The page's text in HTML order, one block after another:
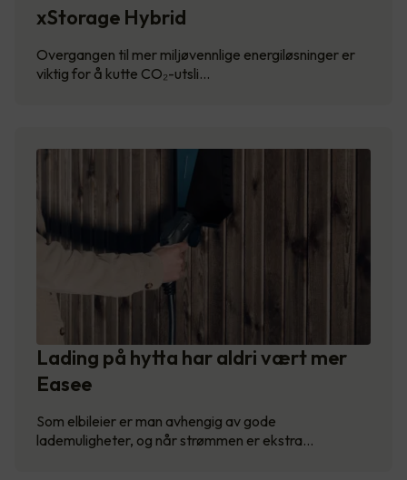
xStorage Hybrid
Overgangen til mer miljøvennlige energiløsninger er
viktig for å kutte CO₂-utsli…
Lading på hytta har aldri vært mer
Easee
Som elbileier er man avhengig av gode
lademuligheter, og når strømmen er ekstra…